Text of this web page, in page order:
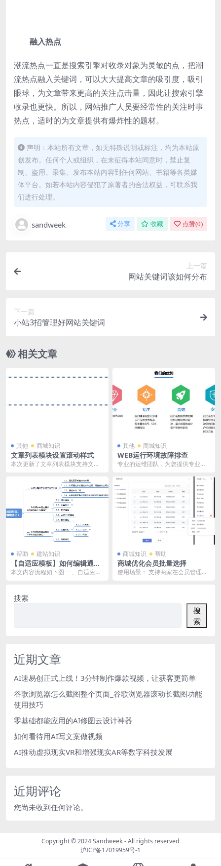
融入热点
潮流热点一直是搜索引擎对收录对象为灵敏的点，把潮
流热点融入关键词，可以大大提高文章的吸引度，吸引
眼球，为文章带来更高的关注点击量，因此让搜索引擎
收录也更快。所以，网站推广人员要经常性的关注时事
热点，适时的为文章提供有爆炸性的题材。
声明：本站所有文章，如无特殊说明或标注，均为本站原
创发布。任何个人或组织，在未征得本站同意时，禁止复
制、盗用、采集、发布本站内容到任何网站、书籍等各类媒
体平台。如若本站内容侵犯了原著者的合法权益，可联系我
们进行处理。
sandweek 分享 收藏 点赞(0)
上一篇
网站关键词该如何分布
下一篇
小站3招管理好网站关键词
相关文章
其他 商城知识
文章列表模块设置滚动样式
本次更新了文章列表模块支持文章
选项，进入高级选项...
其他 商城知识
WEB运行环境故障排查
专业的运维团队，为您提供专业的
故障排除服务，为您...
帮助 建站知识
【自适应模板】如何编辑通
栏？
本文内容流程如下图 一、自适应模
商城知识 帮助
商城优化会员批量选择
使用场景： 支持商家在会员管理中
搜索
搜
索
近期文章
AI速易创正式上线！3分钟制作爆款视频，让获客更简单
谷歌浏览器怎么截图整个页面_谷歌浏览器滚动长截图功能
使用技巧
零基础都能应用的AI修图云设计神器
如何看待用AI写文案做视频
AI推动虚拟现实VR和增强现实AR等数字科技发展
近期评论
您尚未收到任何评论。
Copyright © 2024Sandweek - All rights reserved
沪ICP备17019959号-1